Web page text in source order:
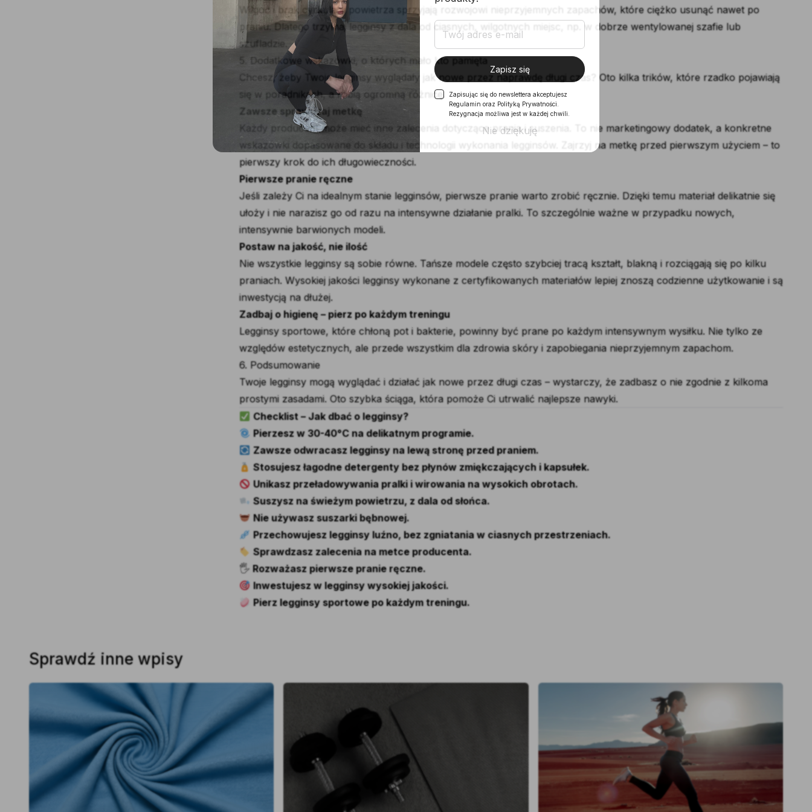
Wilgoć i brak cyrkulacji powietrza sprzyjają rozwojowi nieprzyjemnych zapachów, które ciężko usunąć nawet po
praniu. Dlatego trzymaj legginsy z dala od ciasnych, wilgotnych miejsc, np. w dobrze wentylowanej szafie lub
szufladzie.
5. Dodatkowe wskazówki, o których mało kto pamięta
Chcesz, żeby Twoje legginsy wyglądały jak nowe przez naprawdę długi czas? Oto kilka trików, które rzadko pojawiają
się w poradnikach, a robią ogromną różnicę.
Zawsze sprawdzaj metkę
Każdy producent może mieć inne zalecenia dotyczące prania i suszenia. To nie marketingowy dodatek, a konkretne
wskazówki dopasowane do składu i technologii wykonania legginsów. Zajrzyj na metkę przed pierwszym użyciem – to
pierwszy krok do ich długowieczności.
Pierwsze pranie ręczne
Jeśli zależy Ci na idealnym stanie legginsów, pierwsze pranie warto zrobić ręcznie. Dzięki temu materiał delikatnie się
ułoży i nie narazisz go od razu na intensywne działanie pralki. To szczególnie ważne w przypadku nowych,
intensywnie barwionych modeli.
Postaw na jakość, nie ilość
Nie wszystkie legginsy są sobie równe. Tańsze modele często szybciej tracą kształt, blakną i rozciągają się po kilku
praniach. Wysokiej jakości legginsy wykonane z certyfikowanych materiałów lepiej znoszą codzienne użytkowanie i są
inwestycją na dłużej.
Zadbaj o higienę – pierz po każdym treningu
Legginsy sportowe, które chłoną pot i bakterie, powinny być prane po każdym intensywnym wysiłku. Nie tylko ze
względów estetycznych, ale przede wszystkim dla zdrowia skóry i zapobiegania nieprzyjemnym zapachom.
6. Podsumowanie
Twoje legginsy mogą wyglądać i działać jak nowe przez długi czas – wystarczy, że zadbasz o nie zgodnie z kilkoma
prostymi zasadami. Oto szybka ściąga, która pomoże Ci utrwalić najlepsze nawyki.
Checklist – Jak dbać o legginsy?
Pierzesz w 30-40°C na delikatnym programie.
Zawsze odwracasz legginsy na lewą stronę przed praniem.
Stosujesz łagodne detergenty bez płynów zmiękczających i kapsułek.
Unikasz przeładowywania pralki i wirowania na wysokich obrotach.
Suszysz na świeżym powietrzu, z dala od słońca.
Nie używasz suszarki bębnowej.
Przechowujesz legginsy luźno, bez zgniatania w ciasnych przestrzeniach.
Sprawdzasz zalecenia na metce producenta.
🖐️ Rozważasz pierwsze pranie ręczne.
Inwestujesz w legginsy wysokiej jakości.
Pierz legginsy sportowe po każdym treningu.
Sprawdź inne wpisy
Zapisz się
Zapisując się do newslettera akceptujesz
Regulamin oraz Polityką Prywatności.
Rezygnacja możliwa jest w każdej chwili.
Nie dziękuję